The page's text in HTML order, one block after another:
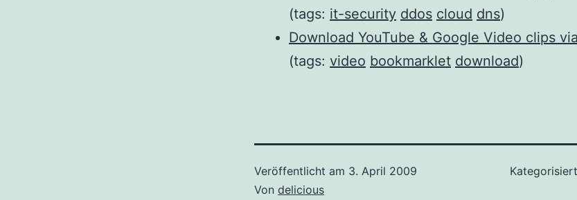
(tags: it-security ddos cloud dns)
Download YouTube & Google Video clips
(tags: video bookmarklet download)
Veröffentlicht am 3. April 2009
Von delicious